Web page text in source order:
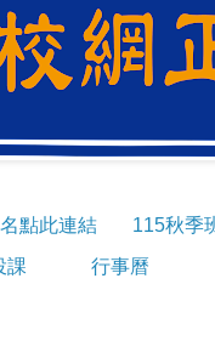
點此連結 115秋季
課 行事曆